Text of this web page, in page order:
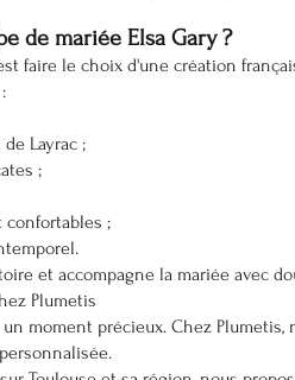
de mariée Elsa Gary ?
faire le choix d'une création
Layrac ;
;
;
et accompagne la mariée avec
Plumetis
moment précieux. Chez